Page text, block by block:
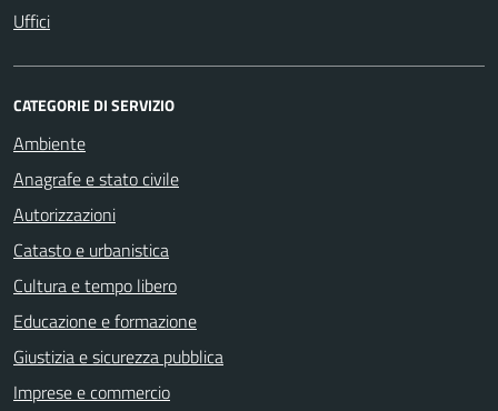
Uffici
CATEGORIE DI SERVIZIO
Ambiente
Anagrafe e stato civile
Autorizzazioni
Catasto e urbanistica
Cultura e tempo libero
Educazione e formazione
Giustizia e sicurezza pubblica
Imprese e commercio